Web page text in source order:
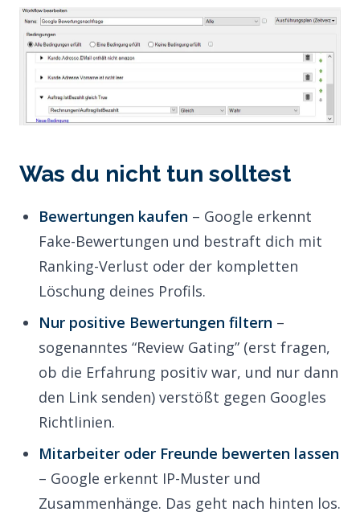
Was du nicht tun solltest
Bewertungen kaufen – Google erkennt
Fake-Bewertungen und bestraft dich mit
Ranking-Verlust oder der kompletten
Löschung deines Profils.
Nur positive Bewertungen filtern –
sogenanntes “Review Gating” (erst fragen,
ob die Erfahrung positiv war, und nur dann
den Link senden) verstößt gegen Googles
Richtlinien.
Mitarbeiter oder Freunde bewerten lassen
– Google erkennt IP-Muster und
Zusammenhänge. Das geht nach hinten los.